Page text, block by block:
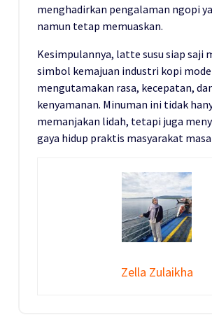
menghadirkan pengalaman ngopi
namun tetap memuaskan.
Kesimpulannya, latte susu siap saji
simbol kemajuan industri kopi
mengutamakan rasa, kecepatan,
kenyamanan. Minuman ini tidak
memanjakan lidah, tetapi juga
gaya hidup praktis masyarakat
Zella Zulaikha